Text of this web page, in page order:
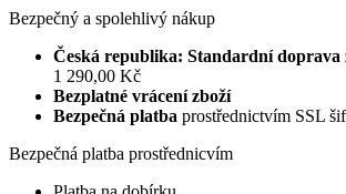
Bezpečný a spolehlivý nákup
Česká republika: Standardní doprava
1 290,00 Kč
Bezplatné vrácení zboží
Bezpečná platba prostřednictvím SSL
Bezpečná platba prostřednicvím